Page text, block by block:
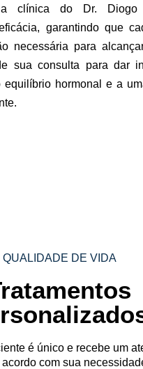
a clínica do Dr.
garantindo que
necessária para
sua consulta para dar
equilíbrio hormonal e a
QUALIDADE DE VIDA
é único e recebe um
com sua